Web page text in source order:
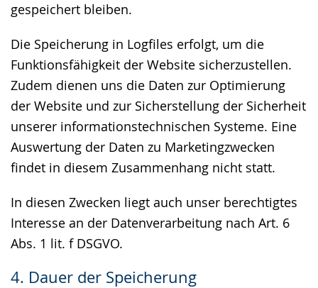
gespeichert bleiben.
Die Speicherung in Logfiles erfolgt, um die
Funktionsfähigkeit der Website sicherzustellen.
Zudem dienen uns die Daten zur Optimierung
der Website und zur Sicherstellung der Sicherheit
unserer informationstechnischen Systeme. Eine
Auswertung der Daten zu Marketingzwecken
findet in diesem Zusammenhang nicht statt.
In diesen Zwecken liegt auch unser berechtigtes
Interesse an der Datenverarbeitung nach Art. 6
Abs. 1 lit. f DSGVO.
4. Dauer der Speicherung